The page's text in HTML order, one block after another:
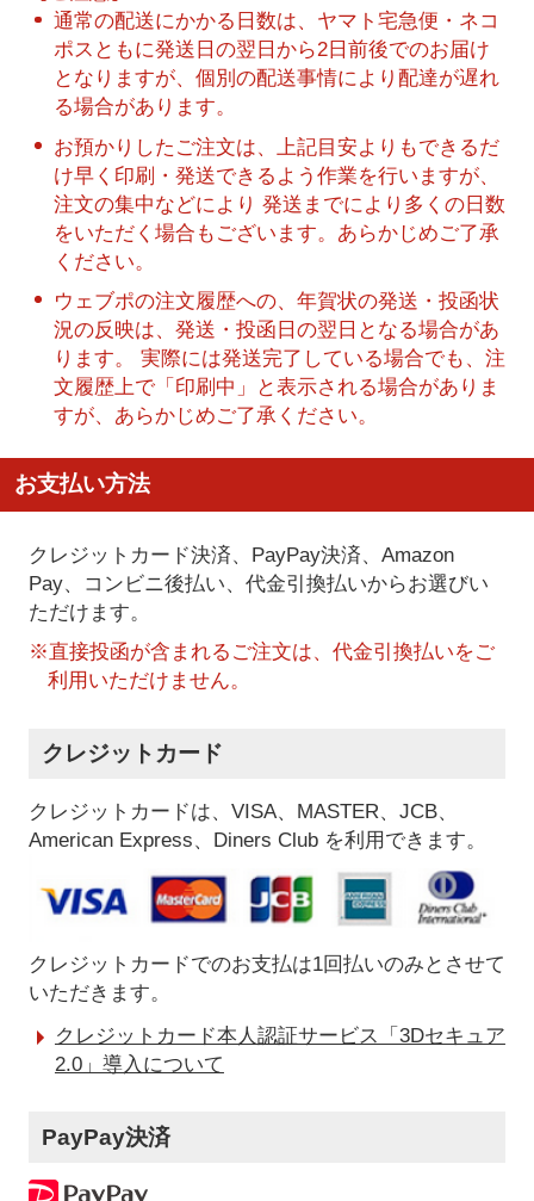
通常の配送にかかる日数は、ヤマト宅急便・ネコ
ポスともに発送日の翌日から2日前後でのお届け
となりますが、個別の配送事情により配達が遅れ
る場合があります。
お預かりしたご注文は、上記目安よりもできるだ
け早く印刷・発送できるよう作業を行いますが、
注文の集中などにより 発送までにより多くの日数
をいただく場合もございます。あらかじめご了承
ください。
ウェブポの注文履歴への、年賀状の発送・投函状
況の反映は、発送・投函日の翌日となる場合があ
ります。 実際には発送完了している場合でも、注
文履歴上で「印刷中」と表示される場合がありま
すが、あらかじめご了承ください。
お支払い方法
クレジットカード決済、PayPay決済、Amazon
Pay、コンビニ後払い、代金引換払いからお選びい
ただけます。
※直接投函が含まれるご注文は、代金引換払いをご
利用いただけません。
クレジットカード
クレジットカードは、VISA、MASTER、JCB、
American Express、Diners Club を利用できます。
クレジットカードでのお支払は1回払いのみとさせて
いただきます。
クレジットカード本人認証サービス「3Dセキュア
2.0」導入について
PayPay決済